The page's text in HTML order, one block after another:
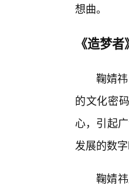
想曲。
《造梦
鞠婧
的文化密
心，引起
发展的数
鞠婧